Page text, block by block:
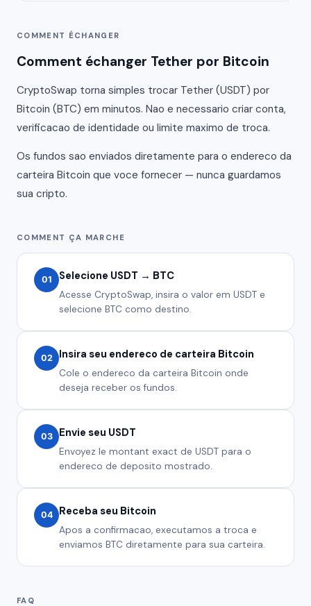
COMMENT ÉCHANGER
Comment échanger Tether por Bitcoin
CryptoSwap torna simples trocar Tether (USDT) por
Bitcoin (BTC) em minutos. Nao e necessario criar conta,
verificacao de identidade ou limite maximo de troca.
Os fundos sao enviados diretamente para o endereco da
carteira Bitcoin que voce fornecer — nunca guardamos
sua cripto.
COMMENT ÇA MARCHE
01 Selecione USDT → BTC
Acesse CryptoSwap, insira o valor em USDT e
selecione BTC como destino.
02 Insira seu endereco de carteira Bitcoin
Cole o endereco da carteira Bitcoin onde
deseja receber os fundos.
03 Envie seu USDT
Envoyez le montant exact de USDT para o
endereco de deposito mostrado.
04 Receba seu Bitcoin
Apos a confirmacao, executamos a troca e
enviamos BTC diretamente para sua carteira.
FAQ